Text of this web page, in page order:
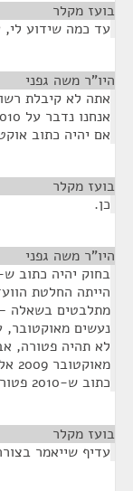
בועז מקלר
עד כמה שידוע לי,
היו"ר משה גפני
אתה לא קיבלת
אם יהיה כתוב
בועז מקלר
כן.
היו"ר משה גפני
הייתה החלטת
מתלבטים בשאלה
לא תהיה פטורה,
כתוב ש-2010 פטורה.
בועז מקלר
עדיף שייאמר בצורה מפורשת